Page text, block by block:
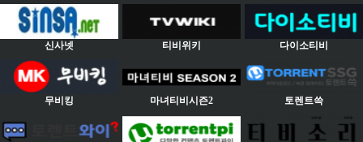
신사넷 티비위키 다이소티비
무비킹 마녀티비시즌2 토렌트쓱